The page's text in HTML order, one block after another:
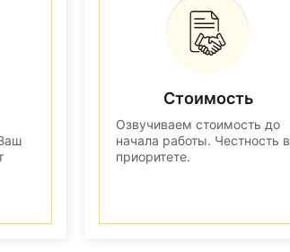
Стоимость
Озвучиваем стоимость до
начала работы. Честность в
приоритете.